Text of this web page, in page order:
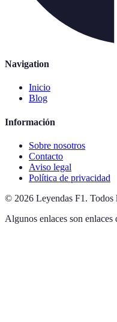
Navigation
Inicio
Blog
Información
Sobre nosotros
Contacto
Aviso legal
Política de privacidad
© 2026 Leyendas F1 . Todos
Algunos enlaces son enlaces